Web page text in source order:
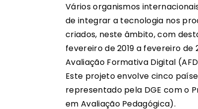
Vários organismos
de integrar a tecnologia nos
criados, neste âmbito, com
fevereiro de 2019 a fevereiro
Avaliação Formativa Digital
Este projeto envolve cinco
representado pela DGE com o
em Avaliação Pedagógica).